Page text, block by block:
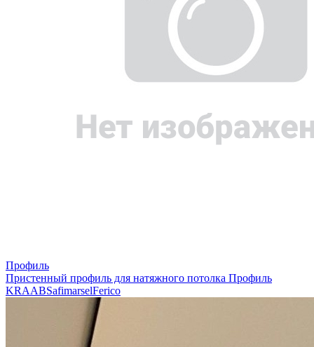
Профиль
Пристенный профиль для натяжного потолка Профиль
KRAABSafimarselFerico